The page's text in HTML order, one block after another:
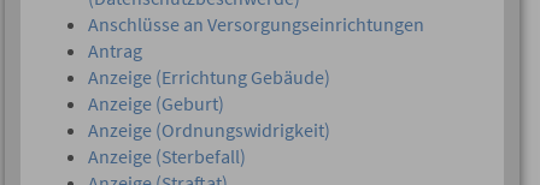
Anschlüsse an Versorgungseinrichtungen
Antrag
Anzeige (Errichtung Gebäude)
Anzeige (Geburt)
Anzeige (Ordnungswidrigkeit)
Anzeige (Sterbefall)